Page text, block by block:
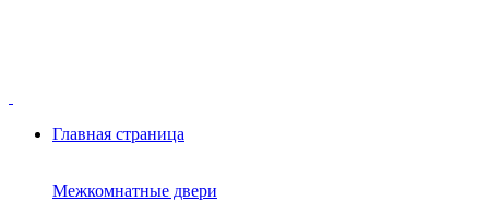
Главная страница
Межкомнатные двери